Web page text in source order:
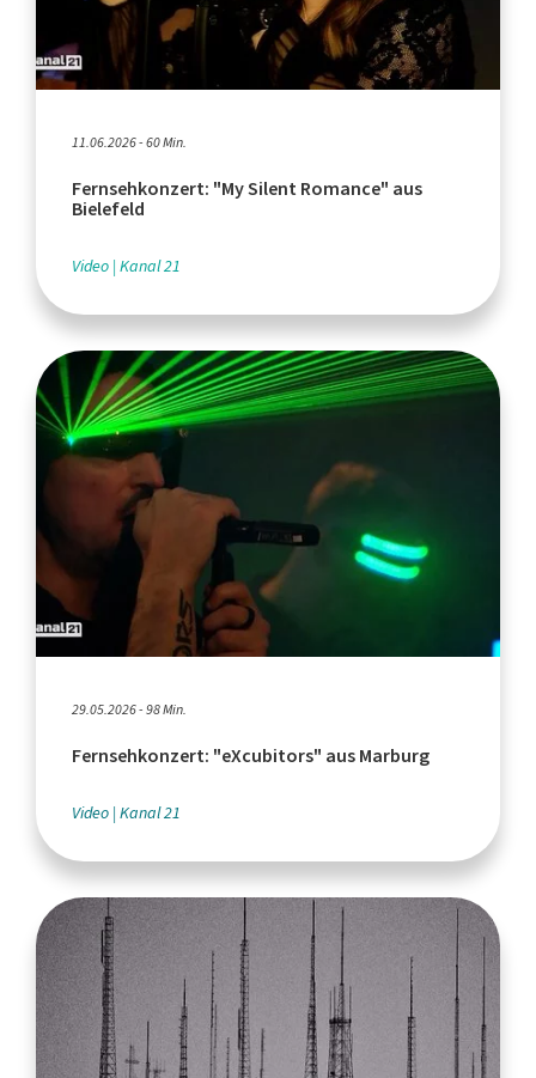
11.06.2026 - 60 Min.
Fernsehkonzert: "My Silent Romance" aus
Bielefeld
Video Kanal 21
29.05.2026 - 98 Min.
Fernsehkonzert: "eXcubitors" aus Marburg
Video Kanal 21